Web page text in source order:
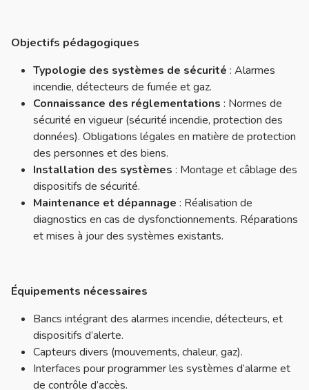
Objectifs pédagogiques
Typologie des systèmes de sécurité : Alarmes
incendie, détecteurs de fumée et gaz.
Connaissance des réglementations : Normes de
sécurité en vigueur (sécurité incendie, protection des
données). Obligations légales en matière de protection
des personnes et des biens.
Installation des systèmes : Montage et câblage des
dispositifs de sécurité.
Maintenance et dépannage : Réalisation de
diagnostics en cas de dysfonctionnements. Réparations
et mises à jour des systèmes existants.
Équipements nécessaires
Bancs intégrant des alarmes incendie, détecteurs, et
dispositifs d’alerte.
Capteurs divers (mouvements, chaleur, gaz).
Interfaces pour programmer les systèmes d’alarme et
de contrôle d’accès.